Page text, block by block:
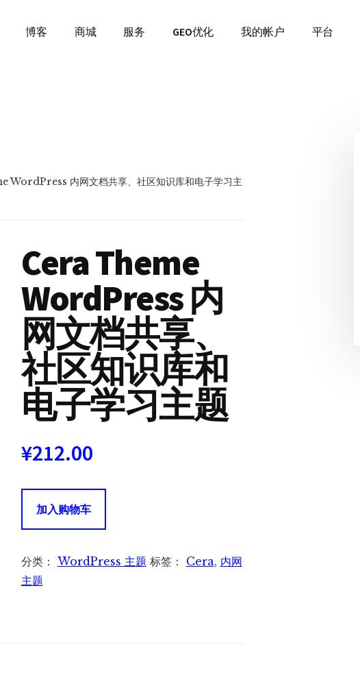
博客 商城 服务 GEO优化 我的帐户 平台
WordPress 内网文档共享、社区知识库和电子学习主
Cera Theme
WordPress 内
网文档共享、
社区知识库和
电子学习主题
¥212.00
Theme
内
网
加入购物车
分类： WordPress 主题 标签： Cera, 内网
主题